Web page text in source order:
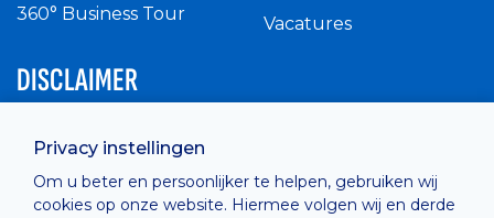
Privacy instellingen
Om u beter en persoonlijker te helpen, gebruiken wij
cookies op onze website. Hiermee volgen wij en derde
360° Business Tour
Vacatures
DISCLAIMER
Privacy Policy
Cashless
verkoopsvoorwaarden